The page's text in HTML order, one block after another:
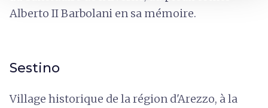
Alberto II Barbolani en sa mémoire.
Sestino
Village historique de la région d'Arezzo, à la